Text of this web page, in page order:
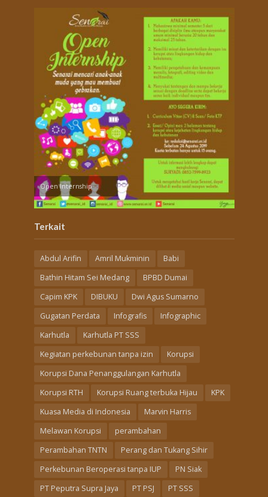
Open Internship
Terkait
Abdul Arifin Amril Mukminin
Babi
Bathin Hitam Sei Medang
BPBD Dumai
Capim KPK
DIBUKU
Dwi Agus Sumarno
Gugatan Perdata
Infografis
Infographic
Karhutla
Karhutla PT SSS
Kegiatan perkebunan tanpa izin
Korupsi
Korupsi Dana Penanggulangan Karhutla
Korupsi RTH
Korupsi Ruang terbuka Hijau
KPK
Kuasa Media di Indonesia
Marvin Harris
Melawan Korupsi
perambahan
Perambahan TNTN
Perang dan Tukang Sihir
Perkebunan Beroperasi tanpa IUP
PN Siak
PT Peputra Supra Jaya
PT PSJ
PT SSS